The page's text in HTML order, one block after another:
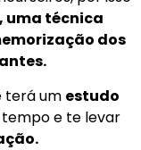
uma técnica
dos
terá um estudo
e te levar